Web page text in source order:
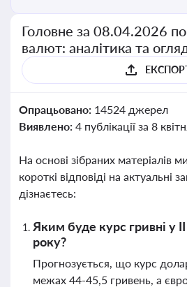
Головне за 08.04.2026
валют: аналітика та
Опрацьовано: 14524 джерел
Виявлено: 4 публікації за 8
На основі зібраних матеріалів
короткі відповіді на актуальні
дізнаєтесь:
Яким буде курс гривні у
року?
Прогнозується, що курс
межах 44-45,5 гривень, а